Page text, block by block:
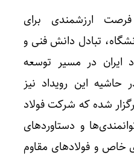
سمپوزیوم فولاد ۱۴۰۴ فرصت ارزشمندی برای
تبادل دانش فنی و
ایران در مسیر توسعه
حاشیه این رویداد نیز
شده که شرکت فولاد
و دستاوردهای
خاص و فولادهای مقاوم